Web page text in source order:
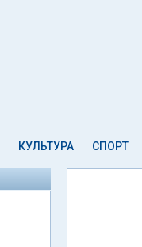
КУЛЬТУРА СПОРТ